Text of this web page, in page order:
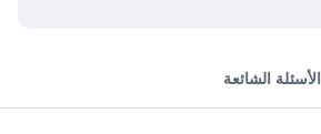
الأسئلة الشائعة